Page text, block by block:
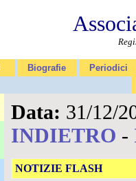
Biografie Periodici
Data: 31/12/
INDIETRO -
NOTIZIE FLASH